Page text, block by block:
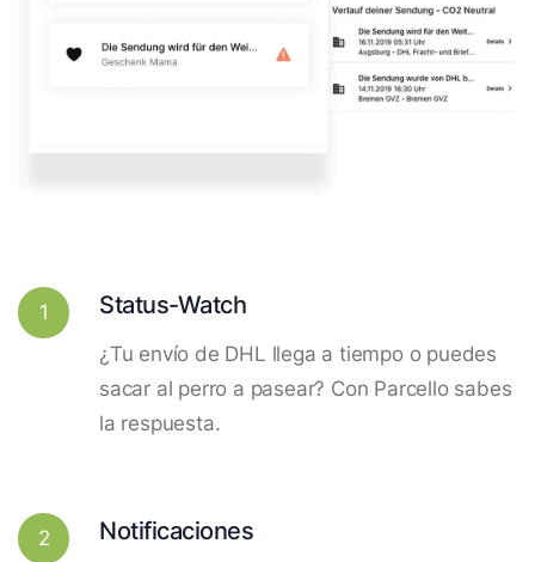
1 Status-Watch
¿Tu envío de DHL llega a tiempo o puedes
sacar al perro a pasear? Con Parcello sabes
la respuesta.
2 Notificaciones